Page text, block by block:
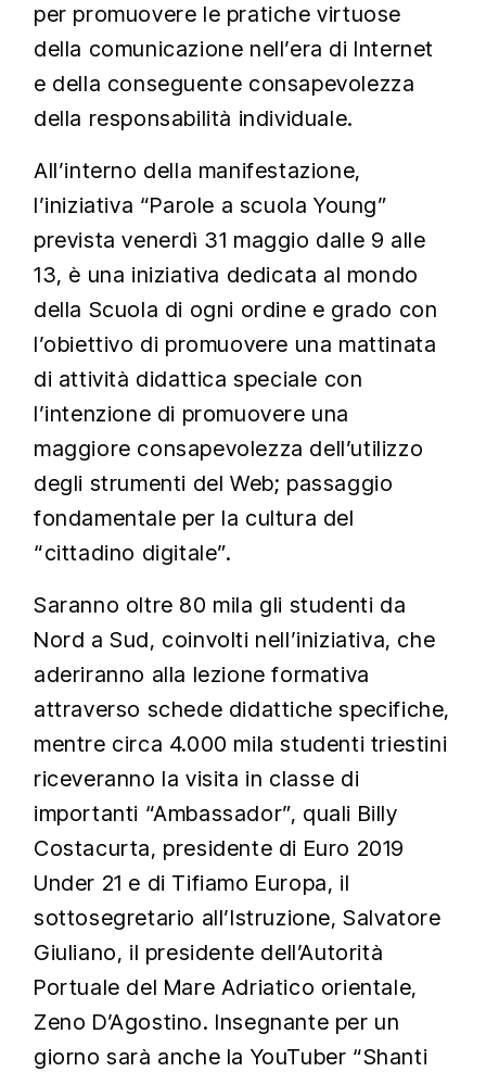
per promuovere le pratiche virtuose
della comunicazione nell’era di Internet
e della conseguente consapevolezza
della responsabilità individuale.
All’interno della manifestazione,
l’iniziativa “Parole a scuola Young”
prevista venerdì 31 maggio dalle 9 alle
13, è una iniziativa dedicata al mondo
della Scuola di ogni ordine e grado con
l’obiettivo di promuovere una mattinata
di attività didattica speciale con
l’intenzione di promuovere una
maggiore consapevolezza dell’utilizzo
degli strumenti del Web; passaggio
fondamentale per la cultura del
“cittadino digitale”.
Saranno oltre 80 mila gli studenti da
Nord a Sud, coinvolti nell’iniziativa, che
aderiranno alla lezione formativa
attraverso schede didattiche specifiche,
mentre circa 4.000 mila studenti triestini
riceveranno la visita in classe di
importanti “Ambassador”, quali Billy
Costacurta, presidente di Euro 2019
Under 21 e di Tifiamo Europa, il
sottosegretario all’Istruzione, Salvatore
Giuliano, il presidente dell’Autorità
Portuale del Mare Adriatico orientale,
Zeno D’Agostino. Insegnante per un
giorno sarà anche la YouTuber “Shanti